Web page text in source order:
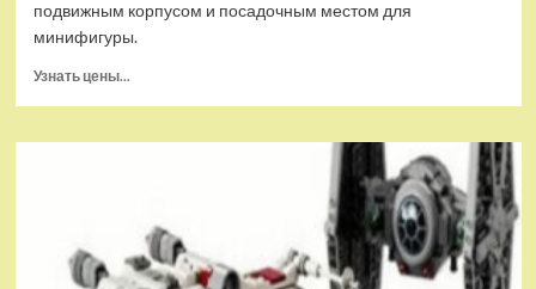
подвижным корпусом и посадочным местом для
минифигуры.
Узнать цены...
(EU)
Шанг-
Чи
и